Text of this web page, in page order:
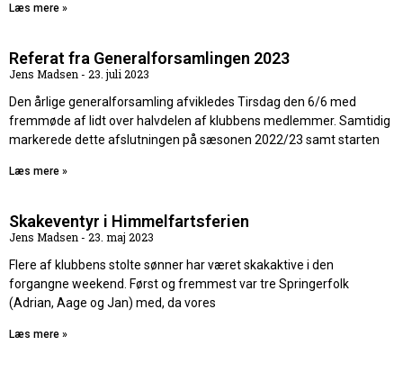
Læs mere »
Referat fra Generalforsamlingen 2023
Jens Madsen
23. juli 2023
Den årlige generalforsamling afvikledes Tirsdag den 6/6 med
fremmøde af lidt over halvdelen af klubbens medlemmer. Samtidig
markerede dette afslutningen på sæsonen 2022/23 samt starten
Læs mere »
Skakeventyr i Himmelfartsferien
Jens Madsen
23. maj 2023
Flere af klubbens stolte sønner har været skakaktive i den
forgangne weekend. Først og fremmest var tre Springerfolk
(Adrian, Aage og Jan) med, da vores
Læs mere »